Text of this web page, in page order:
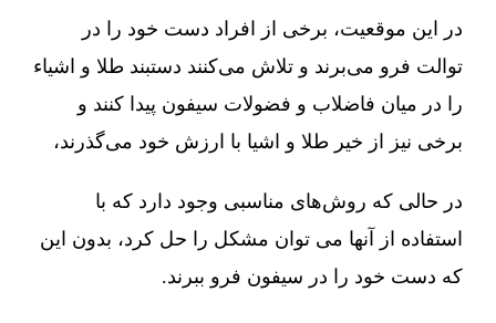
در این موقعیت، برخی از افراد دست خود را در
توالت فرو می‌برند و تلاش می‌کنند دستبند طلا و اشیاء
را در میان فاضلاب و فضولات سیفون پیدا کنند و
برخی نیز از خیر طلا و اشیا با ارزش خود می‌گذرند،
در حالی که روش‌های مناسبی وجود دارد که با
استفاده از آنها می توان مشکل را حل کرد، بدون این
که دست خود را در سیفون فرو ببرند.